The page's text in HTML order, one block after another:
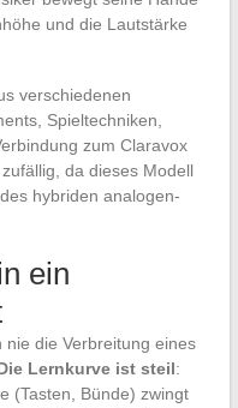
und die Lautstärke
verschiedenen
Spieltechniken,
zum Claravox
da dieses Modell
hybriden analogen-
ein
die Verbreitung eines
Lernkurve ist steil:
(Tasten, Bünde) zwingt